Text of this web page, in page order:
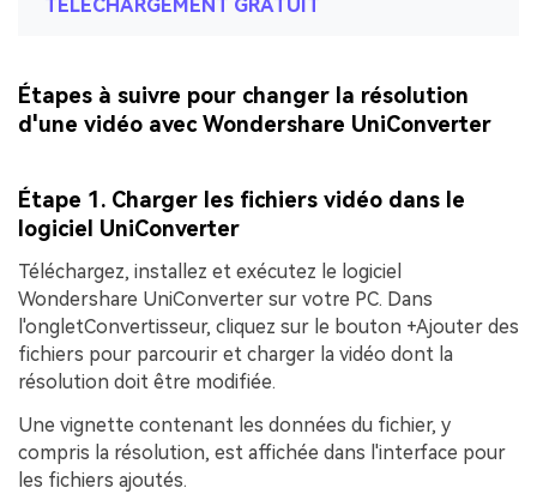
TÉLÉCHARGEMENT GRATUIT
Étapes à suivre pour changer la résolution
d'une vidéo avec Wondershare UniConverter
Étape 1. Charger les fichiers vidéo dans le
logiciel UniConverter
Téléchargez, installez et exécutez le logiciel
Wondershare UniConverter sur votre PC. Dans
l'ongletConvertisseur, cliquez sur le bouton +Ajouter des
fichiers pour parcourir et charger la vidéo dont la
résolution doit être modifiée.
Une vignette contenant les données du fichier, y
compris la résolution, est affichée dans l'interface pour
les fichiers ajoutés.